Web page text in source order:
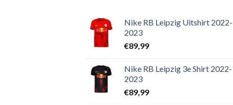
Nike RB Leipzig Uitshirt 2022-
2023
€89,99
Nike RB Leipzig 3e Shirt 2022-
2023
€89,99